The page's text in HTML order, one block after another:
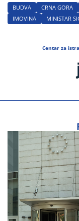
BUDVA CRNA GORA
IMOVINA
MINISTAR
Centar za